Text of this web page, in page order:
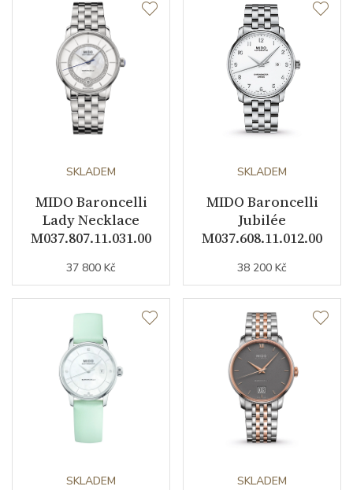
Datumovka
Sekundová ručka
Barva číselníku
Indexy číselníku diamanty
Materiál řemínku PVD / nerezová ocel
Barva řemínku ocelový tah / růžová
Řemínek / Ref. M605016954
Materiál spony nerezová ocel
SKLADEM
MIDO Baroncelli
Lady Necklace
M037.807.11.031.00
37 800 Kč
SKLADEM
MIDO Baroncelli
Jubilée
M037.608.11.012.00
38 200 Kč
SKLADEM SKLADEM